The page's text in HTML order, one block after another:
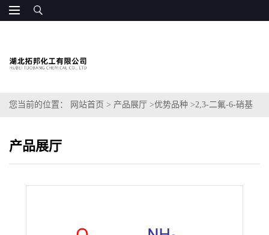
您当前的位置： 网站首页 > 产品展厅 >优势品种 >2,3-二氟-6-硝基
产品展厅